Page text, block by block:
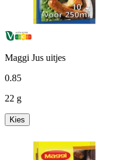
Maggi Jus uitjes
0.85
22 g
Kies